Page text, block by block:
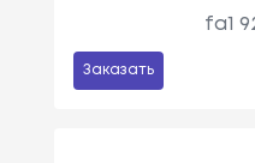
fa1
Заказать